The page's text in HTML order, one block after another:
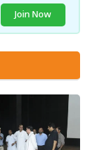
Join Now